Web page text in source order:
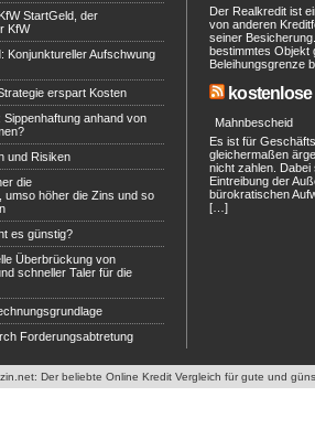
StartGeld, der
KfW
Konjunktureller Aufschwung
erspart Kosten
anhand von
und Risiken
die
umso höher die Zins und so
es günstig?
Überbrückung von
schneller Taler für die
Forderungsabtretung
Der Realkredit ist
von anderen
seiner
bestimmtes Objekt
Beleihungsgrenze
Mahnbescheid
Es ist für
gleichermaßen
nicht zahlen. Dabei
Eintreibung der
bürokratischen
[…]
Der beliebte Online Kredit Vergleich für gute und